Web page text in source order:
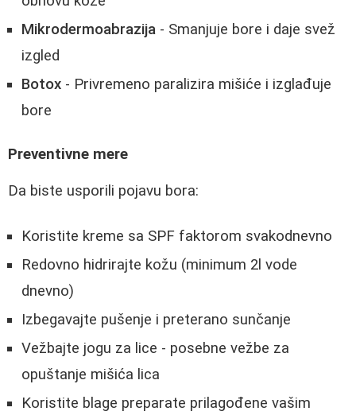
Mikrodermoabrazija - Smanjuje bore i daje svež
izgled
Botox - Privremeno paralizira mišiće i izglađuje
bore
Preventivne mere
Da biste usporili pojavu bora:
Koristite kreme sa SPF faktorom svakodnevno
Redovno hidrirajte kožu (minimum 2l vode
dnevno)
Izbegavajte pušenje i preterano sunčanje
Vežbajte jogu za lice - posebne vežbe za
opuštanje mišića lica
Koristite blage preparate prilagođene vašim